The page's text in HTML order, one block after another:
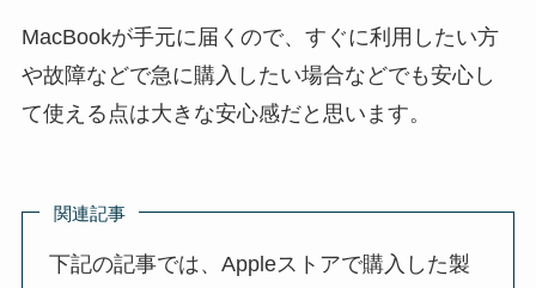
MacBookが手元に届くので、すぐに利用したい方
や故障などで急に購入したい場合などでも安心し
て使える点は大きな安心感だと思います。
関連記事
下記の記事では、Appleストアで購入した製